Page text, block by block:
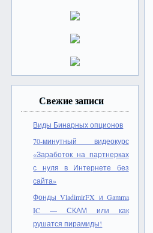
Свежие записи
Виды Бинарных опционов
70-минутный видеокурс
«Заработок на партнерках
с нуля в Интернете без
сайта»
Фонды VladimirFX и Gamma
IC — СКАМ или как
рушатся пирамиды!